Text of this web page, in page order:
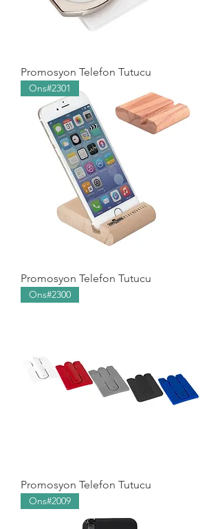
Promosyon Telefon Tutucu
Ons#2301
Promosyon Telefon Tutucu
Ons#2300
Promosyon Telefon Tutucu
Ons#2009